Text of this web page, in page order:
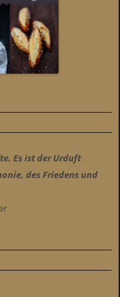
Es ist der Urduft
des Friedens und